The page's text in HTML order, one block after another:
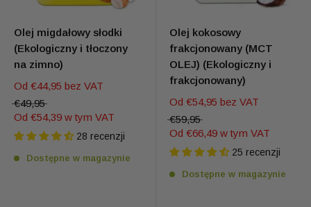
Olej migdałowy słodki
(Ekologiczny i tłoczony
na zimno)
Od €44,95 bez VAT
€49,95
Od €54,39 w tym VAT
28 recenzji
Dostępne w magazynie
Olej kokosowy
frakcjonowany (MCT
OLEJ) (Ekologiczny i
frakcjonowany)
Od €54,95 bez VAT
€59,95
Od €66,49 w tym VAT
25 recenzji
Dostępne w magazynie